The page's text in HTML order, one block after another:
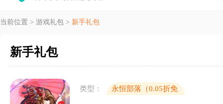
当前位置 > 游戏礼包 > 新手礼包
新手礼包
类型：
永恒部落（0.05折免